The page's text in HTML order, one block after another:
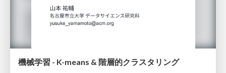
機械学習 - K-means & 階層的クラスタリング